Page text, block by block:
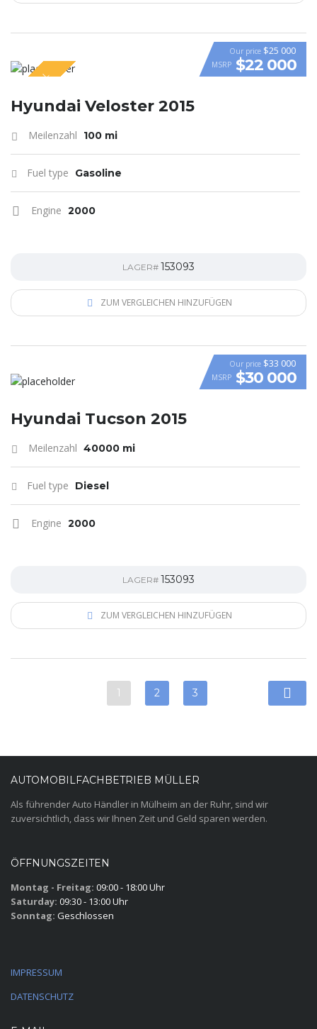
VIDEO
SPECIAL
Our price $25 000
MSRP $22 000
Hyundai Veloster 2015
Meilenzahl 100 mi
Fuel type Gasoline
Engine 2000
LAGER# 153093
ZUM VERGLEICHEN HINZUFÜGEN
VIDEO
Our price $33 000
MSRP $30 000
Hyundai Tucson 2015
Meilenzahl 40000 mi
Fuel type Diesel
Engine 2000
LAGER# 153093
ZUM VERGLEICHEN HINZUFÜGEN
1 2 3
AUTOMOBILFACHBETRIEB MÜLLER
Als führender Auto Händler in Mülheim an der Ruhr, sind wir
zuversichtlich, dass wir Ihnen Zeit und Geld sparen werden.
ÖFFNUNGSZEITEN
Montag - Freitag: 09:00 - 18:00 Uhr
Saturday: 09:30 - 13:00 Uhr
Sonntag: Geschlossen
IMPRESSUM
DATENSCHUTZ